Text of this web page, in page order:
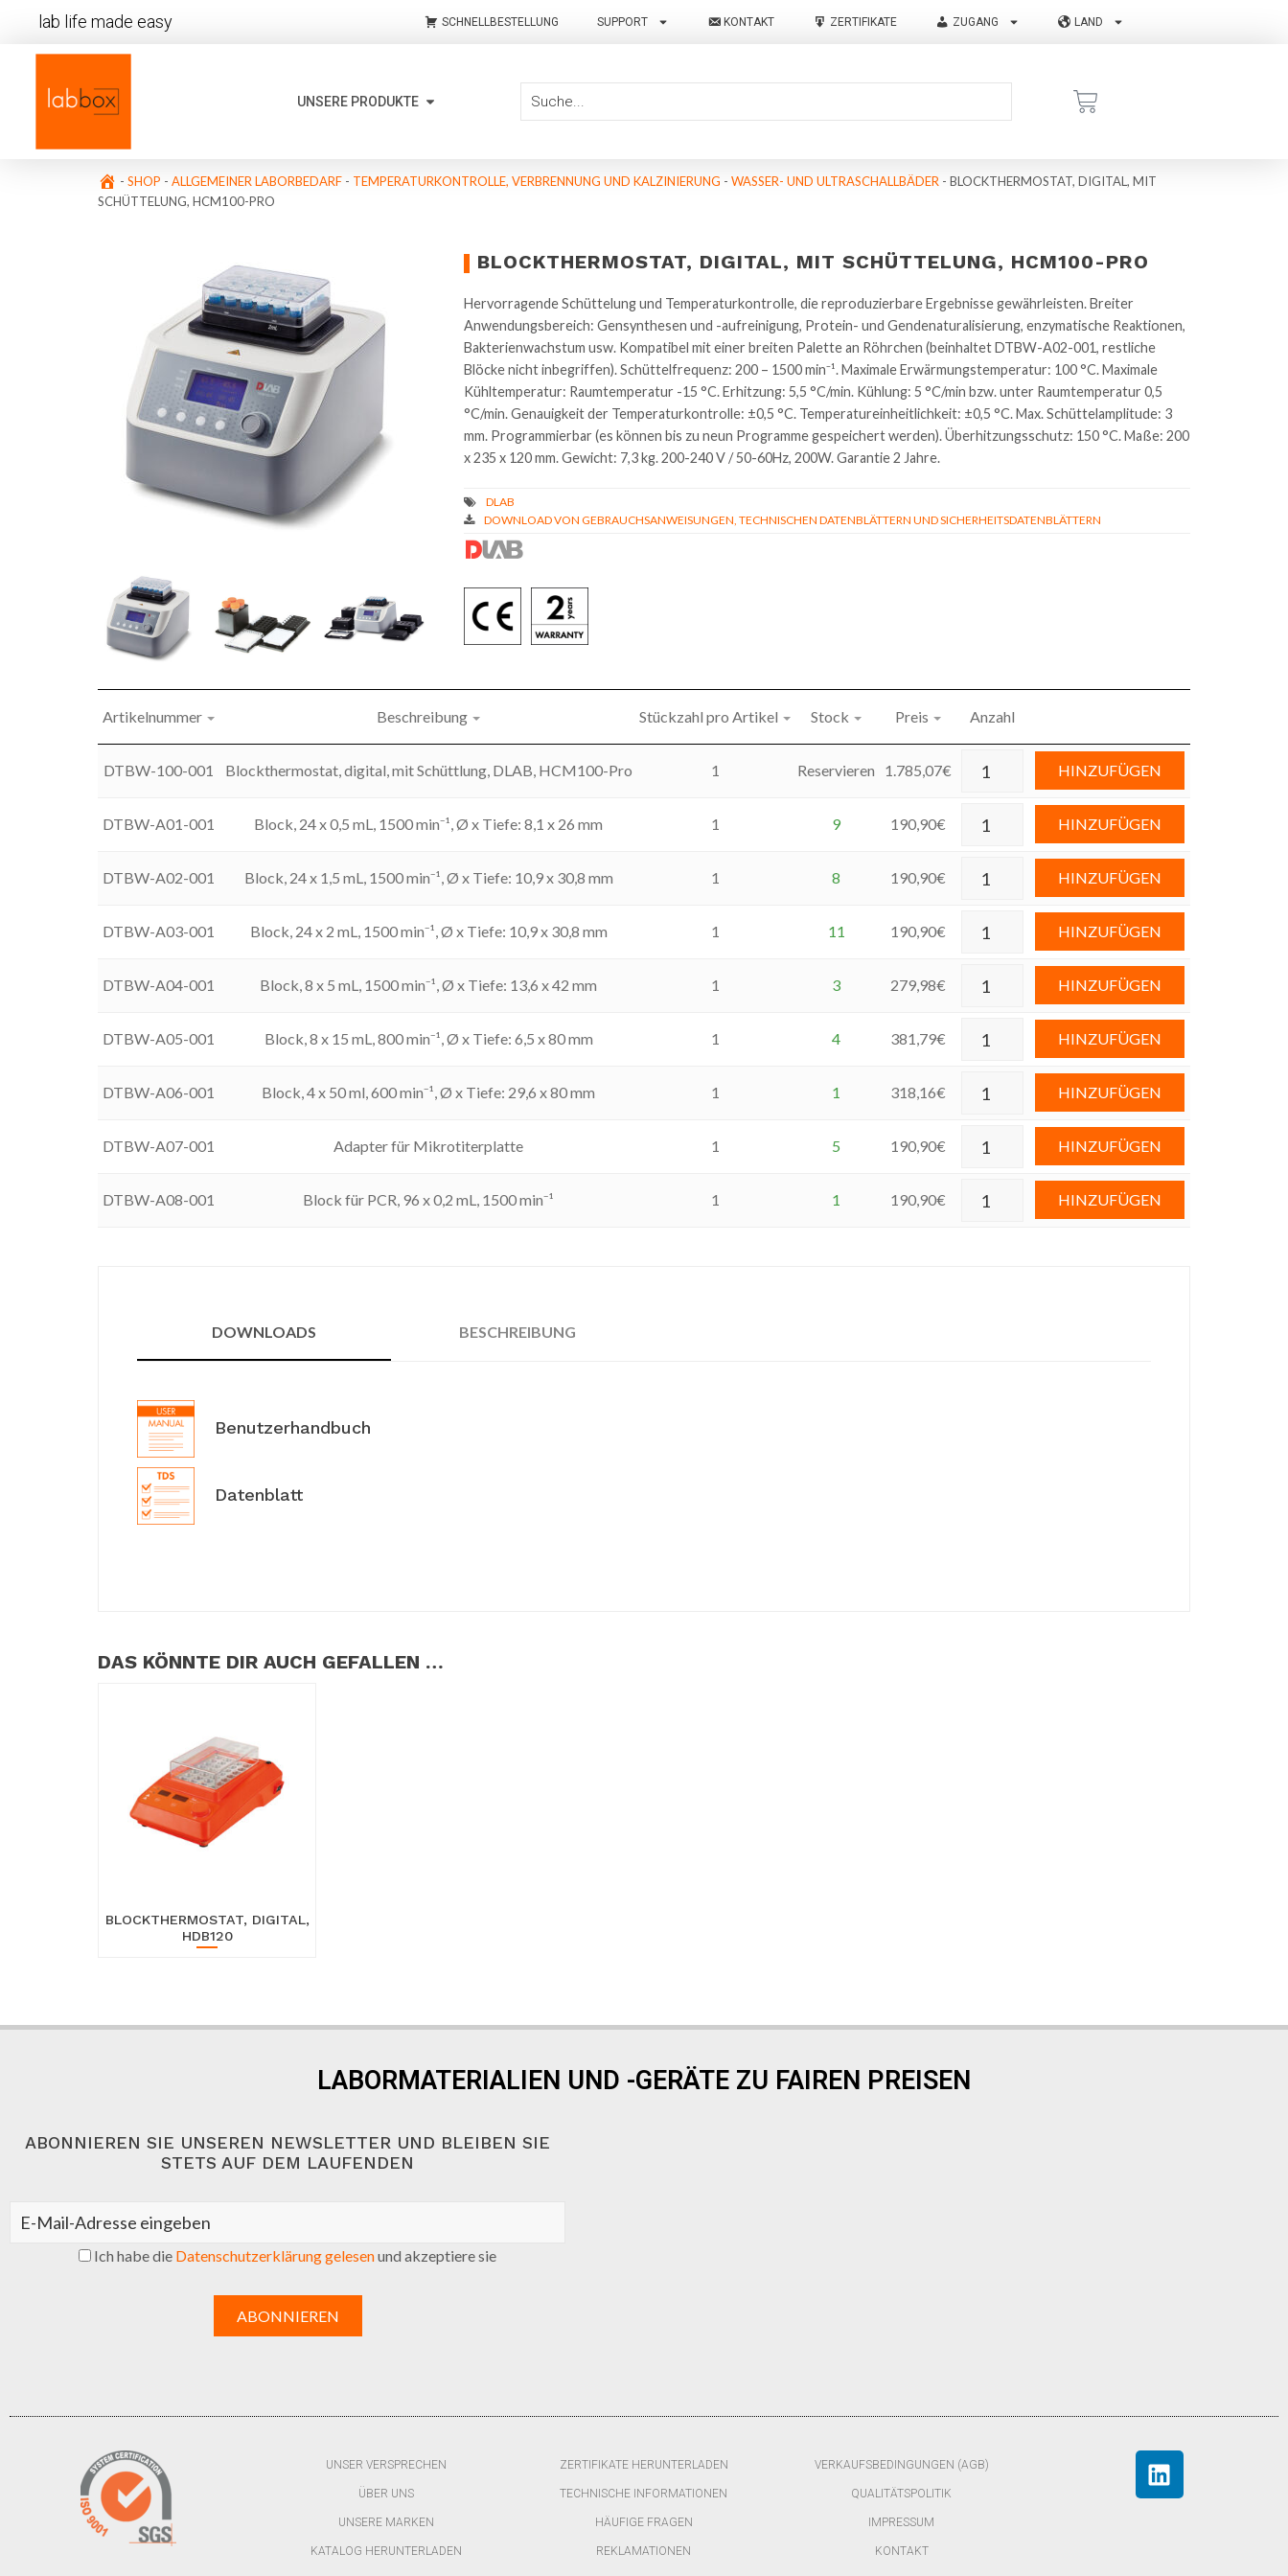
lab life made easy SCHNELLBESTELLUNG SUPPORT KONTAKT ZERTIFIKATE ZUGANG LAND
UNSERE PRODUKTE
- SHOP - ALLGEMEINER LABORBEDARF - TEMPERATURKONTROLLE, VERBRENNUNG UND KALZINIERUNG - WASSER- UND ULTRASCHALLBÄDER - BLOCKTHERMOSTAT, DIGITAL, MIT
SCHÜTTELUNG, HCM100-PRO
BLOCKTHERMOSTAT, DIGITAL, MIT SCHÜTTELUNG, HCM100-PRO
Hervorragende Schüttelung und Temperaturkontrolle, die reproduzierbare Ergebnisse gewährleisten. Breiter
Anwendungsbereich: Gensynthesen und -aufreinigung, Protein- und Gendenaturalisierung, enzymatische Reaktionen,
Bakterienwachstum usw. Kompatibel mit einer breiten Palette an Röhrchen (beinhaltet DTBW-A02-001, restliche
Blöcke nicht inbegriffen). Schüttelfrequenz: 200 – 1500 min⁻¹. Maximale Erwärmungstemperatur: 100 °C. Maximale
Kühltemperatur: Raumtemperatur -15 °C. Erhitzung: 5,5 °C/min. Kühlung: 5 °C/min bzw. unter Raumtemperatur 0,5
°C/min. Genauigkeit der Temperaturkontrolle: ±0,5 °C. Temperatureinheitlichkeit: ±0,5 °C. Max. Schüttelamplitude: 3
mm. Programmierbar (es können bis zu neun Programme gespeichert werden). Überhitzungsschutz: 150 °C. Maße: 200
x 235 x 120 mm. Gewicht: 7,3 kg. 200-240 V / 50-60Hz, 200W. Garantie 2 Jahre.
DOWNLOAD VON GEBRAUCHSANWEISUNGEN, TECHNISCHEN DATENBLÄTTERN UND SICHERHEITSDATENBLÄTTERN
Artikelnummer Beschreibung Stückzahl pro Artikel Stock Preis Anzahl
DTBW-100-001 Blockthermostat, digital, mit Schüttlung, DLAB, HCM100-Pro 1 Reservieren 1.785,07€ HINZUFÜGEN
DTBW-A01-001 Block, 24 x 0,5 mL, 1500 min⁻¹, Ø x Tiefe: 8,1 x 26 mm 1 9 190,90€ HINZUFÜGEN
DTBW-A02-001 Block, 24 x 1,5 mL, 1500 min⁻¹, Ø x Tiefe: 10,9 x 30,8 mm 1 8 190,90€ HINZUFÜGEN
DTBW-A03-001 Block, 24 x 2 mL, 1500 min⁻¹, Ø x Tiefe: 10,9 x 30,8 mm 1 11 190,90€ HINZUFÜGEN
DTBW-A04-001 Block, 8 x 5 mL, 1500 min⁻¹, Ø x Tiefe: 13,6 x 42 mm 1 3 279,98€ HINZUFÜGEN
DTBW-A05-001 Block, 8 x 15 mL, 800 min⁻¹, Ø x Tiefe: 6,5 x 80 mm 1 4 381,79€ HINZUFÜGEN
DTBW-A06-001 Block, 4 x 50 ml, 600 min⁻¹, Ø x Tiefe: 29,6 x 80 mm 1 1 318,16€ HINZUFÜGEN
DTBW-A07-001 Adapter für Mikrotiterplatte 1 5 190,90€ HINZUFÜGEN
DTBW-A08-001 Block für PCR, 96 x 0,2 mL, 1500 min⁻¹ 1 1 190,90€ HINZUFÜGEN
DOWNLOADS BESCHREIBUNG
Benutzerhandbuch
Datenblatt
DAS KÖNNTE DIR AUCH GEFALLEN …
BLOCKTHERMOSTAT, DIGITAL,
HDB120
LABORMATERIALIEN UND -GERÄTE ZU FAIREN PREISEN
ABONNIEREN SIE UNSEREN NEWSLETTER UND BLEIBEN SIE
STETS AUF DEM LAUFENDEN
Ich habe die Datenschutzerklärung gelesenund akzeptiere sie
UNSER VERSPRECHEN
ÜBER UNS
UNSERE MARKEN
KATALOG HERUNTERLADEN
ZERTIFIKATE HERUNTERLADEN
TECHNISCHE INFORMATIONEN
HÄUFIGE FRAGEN
REKLAMATIONEN
VERKAUFSBEDINGUNGEN (AGB)
QUALITÄTSPOLITIK
IMPRESSUM
KONTAKT